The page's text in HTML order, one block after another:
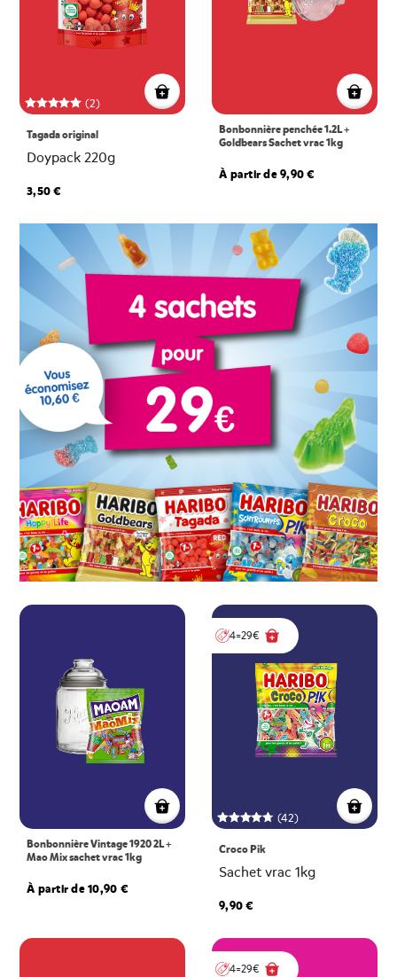
(2)
Tagada original
Doypack 220g
3,50 €
Bonbonnière penchée 1.2L +
Goldbears Sachet vrac 1kg
À partir de 9,90 €
Bonbonnière Vintage 1920 2L +
Mao Mix sachet vrac 1kg
À partir de 10,90 €
(42)
4=29€
Croco Pik
Sachet vrac 1kg
9,90 €
4=29€